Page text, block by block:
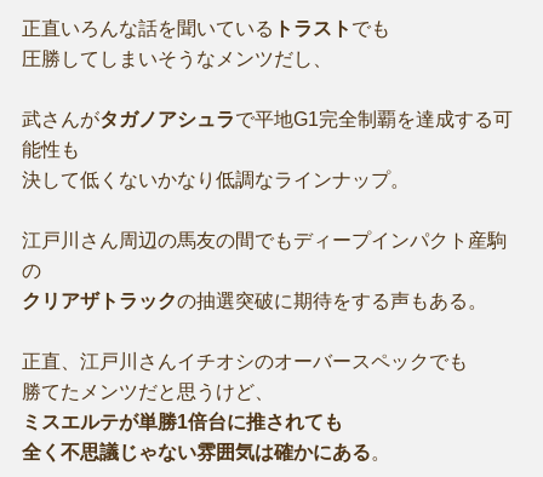
正直いろんな話を聞いている トラスト でも
圧勝してしまいそうなメンツだし、
武さんがタガノアシュラで平地G1完全制覇を達成する可
能性も
決して低くないかなり低調なラインナップ。
江戸川さん周辺の馬友の間でもディープインパクト産駒
の
クリアザトラックの抽選突破に期待をする声もある。
正直、江戸川さんイチオシのオーバースペックでも
勝てたメンツだと思うけど、
ミスエルテが単勝1倍台に推されても
全く不思議じゃない雰囲気は確かにある。